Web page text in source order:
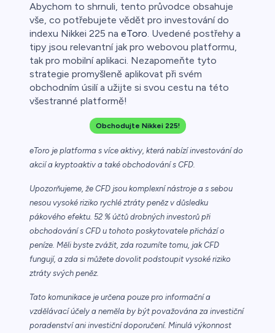
Abychom to shrnuli, tento průvodce obsahuje
vše, co potřebujete vědět pro investování do
indexu Nikkei 225 na eToro. Uvedené postřehy a
tipy jsou relevantní jak pro webovou platformu,
tak pro mobilní aplikaci. Nezapomeňte tyto
strategie promyšleně aplikovat při svém
obchodním úsilí a užijte si svou cestu na této
všestranné platformě!
Obchodujte Nikkei 225!
eToro je platforma s více aktivy, která nabízí investování do
akcií a kryptoaktiv a také obchodování s CFD.
Upozorňujeme, že CFD jsou komplexní nástroje a s sebou
nesou vysoké riziko rychlé ztráty peněz v důsledku
pákového efektu. 52 % účtů drobných investorů při
obchodování s CFD u tohoto poskytovatele přichází o
peníze. Měli byste zvážit, zda rozumíte tomu, jak CFD
fungují, a zda si můžete dovolit podstoupit vysoké riziko
ztráty svých peněz.
Tato komunikace je určena pouze pro informační a
vzdělávací účely a neměla by být považována za investiční
poradenství ani investiční doporučení. Minulá výkonnost